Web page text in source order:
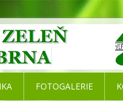
FOTOGALERIE